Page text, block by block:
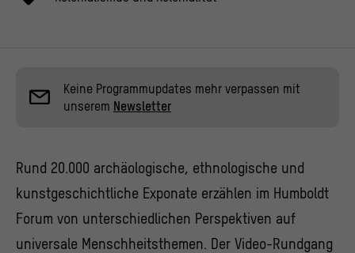
Keine Programmupdates mehr verpassen mit
unserem Newsletter
Rund 20.000 archäologische, ethnologische und
kunstgeschichtliche Exponate erzählen im Humboldt
Forum von unterschiedlichen Perspektiven auf
universale Menschheitsthemen. Der Video-Rundgang